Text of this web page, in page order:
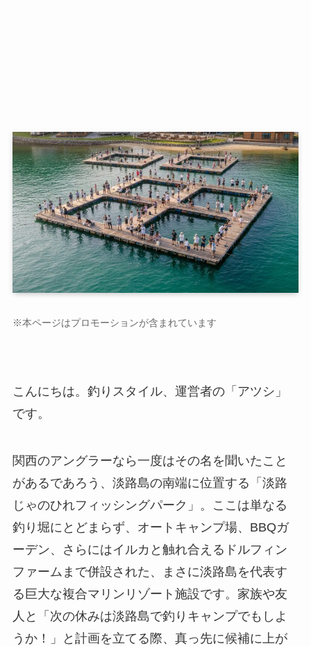
※本ページはプロモーションが含まれています
こんにちは。釣りスタイル、運営者の「アツシ」
です。
関西のアングラーなら一度はその名を聞いたこと
があるであろう、淡路島の南端に位置する「淡路
じゃのひれフィッシングパーク」。ここは単なる
釣り堀にとどまらず、オートキャンプ場、BBQガ
ーデン、さらにはイルカと触れ合えるドルフィン
ファームまで併設された、まさに淡路島を代表す
る巨大な複合マリンリゾート施設です。家族や友
人と「次の休みは淡路島で釣りキャンプでもしよ
うか！」と計画を立てる際、真っ先に候補に上が